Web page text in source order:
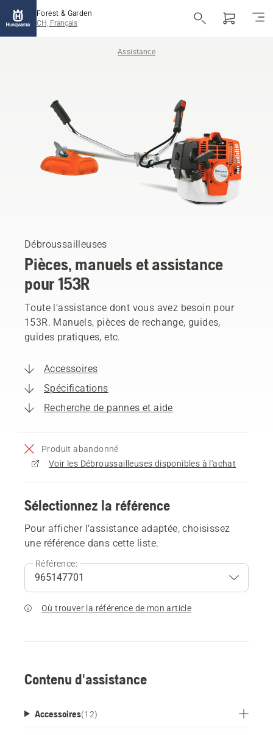
Forest & Garden
CH, Français
Assistance
Débroussailleuses
Pièces, manuels et assistance
pour 153R
Toute l'assistance dont vous avez besoin pour
153R. Manuels, pièces de rechange, guides,
guides pratiques, etc.
Accessoires
Spécifications
Recherche de pannes et aide
Produit abandonné
Voir les Débroussailleuses disponibles à l'achat
Sélectionnez la référence
Pour afficher l'assistance adaptée, choisissez
une référence dans cette liste.
Référence:
Où trouver la référence de mon article
Contenu d'assistance
Accessoires(12)